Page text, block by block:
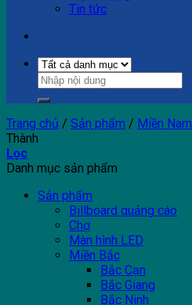
Tin tức
Trang chủ / Sản phẩm / Miền Nam
Thành
Lọc
Danh mục sản phẩm
Sản phẩm
Billboard quảng cáo
Chợ
Màn hình LED
Miền Bắc
Bắc Cạn
Bắc Giang
Bắc Ninh